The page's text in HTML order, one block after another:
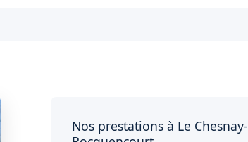
Nos prestations à Le Chesnay-